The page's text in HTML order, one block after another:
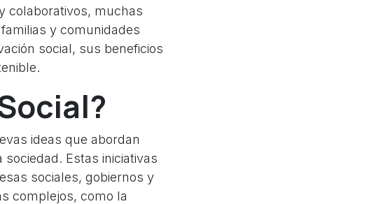
colaborativos, muchas
y comunidades
social, sus beneficios
ideas que abordan
Estas iniciativas
sociales, gobiernos y
complejos, como la